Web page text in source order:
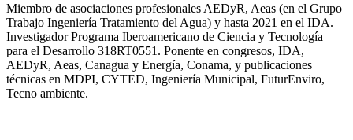
Miembro de asociaciones profesionales AEDyR, Aeas (en el Grupo
Trabajo Ingeniería Tratamiento del Agua) y hasta 2021 en el IDA.
Investigador Programa Iberoamericano de Ciencia y Tecnología
para el Desarrollo 318RT0551. Ponente en congresos, IDA,
AEDyR, Aeas, Canagua y Energía, Conama, y publicaciones
técnicas en MDPI, CYTED, Ingeniería Municipal, FuturEnviro,
Tecno ambiente.